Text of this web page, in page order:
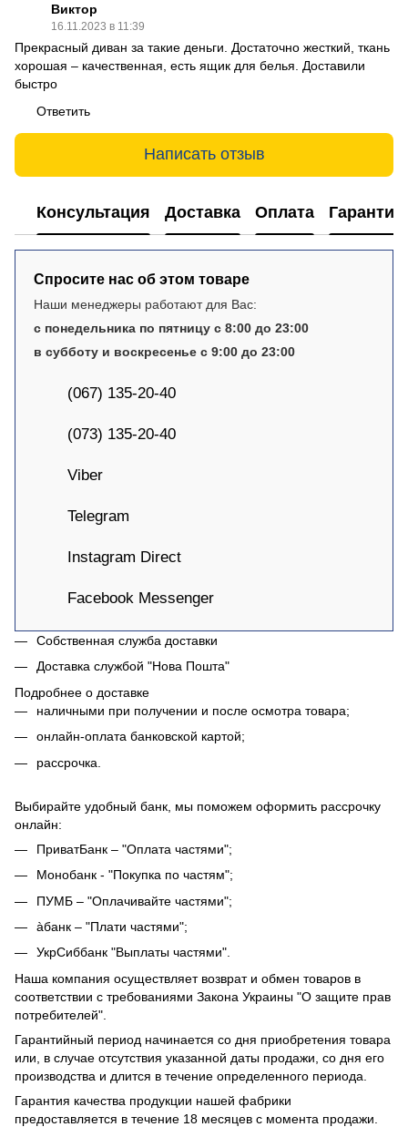
Виктор
16.11.2023 в 11:39
Прекрасный диван за такие деньги. Достаточно жесткий, ткань
хорошая – качественная, есть ящик для белья. Доставили
быстро
Ответить
Написать отзыв
Консультация Доставка Оплата Гарантия
Спросите нас об этом товаре
Наши менеджеры работают для Вас:
с понедельника по пятницу с 8:00 до 23:00
в субботу и воскресенье с 9:00 до 23:00
(067) 135-20-40
(073) 135-20-40
Viber
Telegram
Instagram Direct
Facebook Messenger
Собственная служба доставки
Доставка службой "Нова Пошта"
Подробнее о доставке
наличными при получении и после осмотра товара;
онлайн-оплата банковской картой;
рассрочка.
Выбирайте удобный банк, мы поможем оформить рассрочку
онлайн:
ПриватБанк – "Оплата частями";
Монобанк - "Покупка по частям";
ПУМБ – "Оплачивайте частями";
àбанк – "Плати частями";
УкрСиббанк "Выплаты частями".
Наша компания осуществляет возврат и обмен товаров в
соответствии с требованиями Закона Украины "О защите прав
потребителей".
Гарантийный период начинается со дня приобретения товара
или, в случае отсутствия указанной даты продажи, со дня его
производства и длится в течение определенного периода.
Гарантия качества продукции нашей фабрики
предоставляется в течение 18 месяцев с момента продажи.